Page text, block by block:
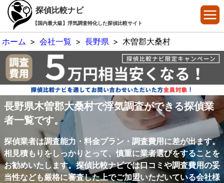
探偵比較ナビ
【国内最大級】浮気調査特化した探偵比較サイト
ホーム > 会社一覧 > 長野県 > 木曽郡大桑村
長野県木曽郡大桑村で浮気調査ができる探偵業
者一覧です。
探偵業者は調査能力・料金プラン・調査費用に差が出ます。
相見積もりをしっかりとって、慎重に業者選びをすることを
お勧めいたします。探偵比較ナビでは口コミや調査費用の妥
当性なども厳格に審査した上でご加盟いただいている会社様